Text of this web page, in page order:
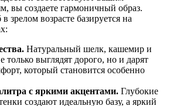
вы создаете гармоничный образ.
зрелом возрасте базируется на
Натуральный шелк, кашемир и
только выглядят дорого, но и дарят
который становится особенно
с яркими акцентами. Глубокие
создают идеальную базу, а яркий